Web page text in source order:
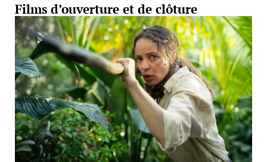
Films d’ouverture et de clôture